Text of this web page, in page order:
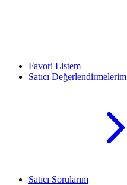
Favori Listem
Satıcı Değerlendirmelerim
Satıcı Sorularım